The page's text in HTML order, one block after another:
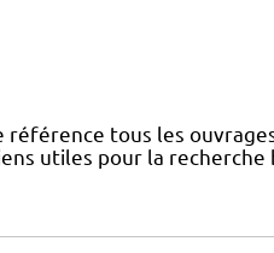
tous les
utiles pour la recherche